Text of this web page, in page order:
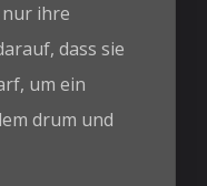
nur ihre
dass sie
um ein
drum und